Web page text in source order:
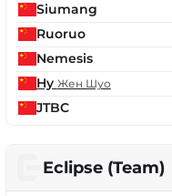
Siumang
Ruoruo
Nemesis
Hy Жен Шуо
JTBC
Eclipse (Team)